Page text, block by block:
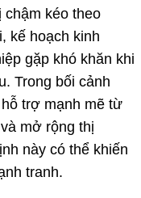
kéo theo
kế hoạch kinh
gặp khó khăn khi
Trong bối cảnh
trợ mạnh mẽ từ
mở rộng thị
này có thể khiến
tranh.